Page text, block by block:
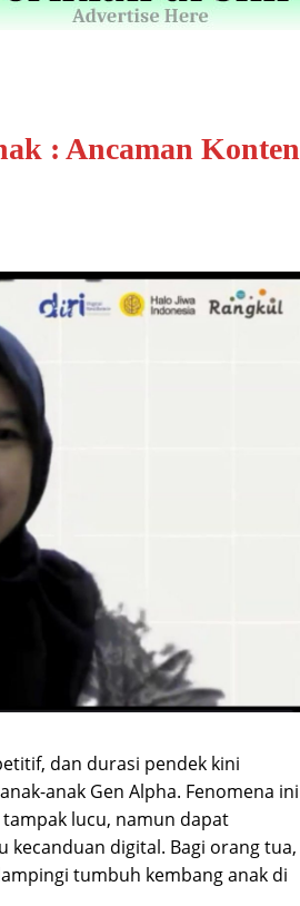
: Ancaman Konten
dan durasi pendek kini
anak Gen Alpha. Fenomena ini
lucu, namun dapat
digital. Bagi orang tua,
tumbuh kembang anak di